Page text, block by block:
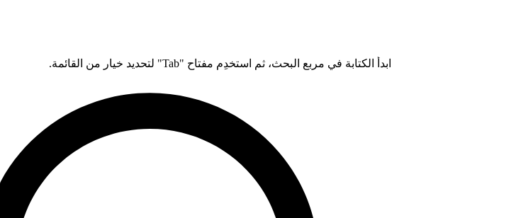
ابدأ الكتابة في مربع البحث، ثم استخدِم مفتاح "Tab" لتحديد خيار من القائمة.